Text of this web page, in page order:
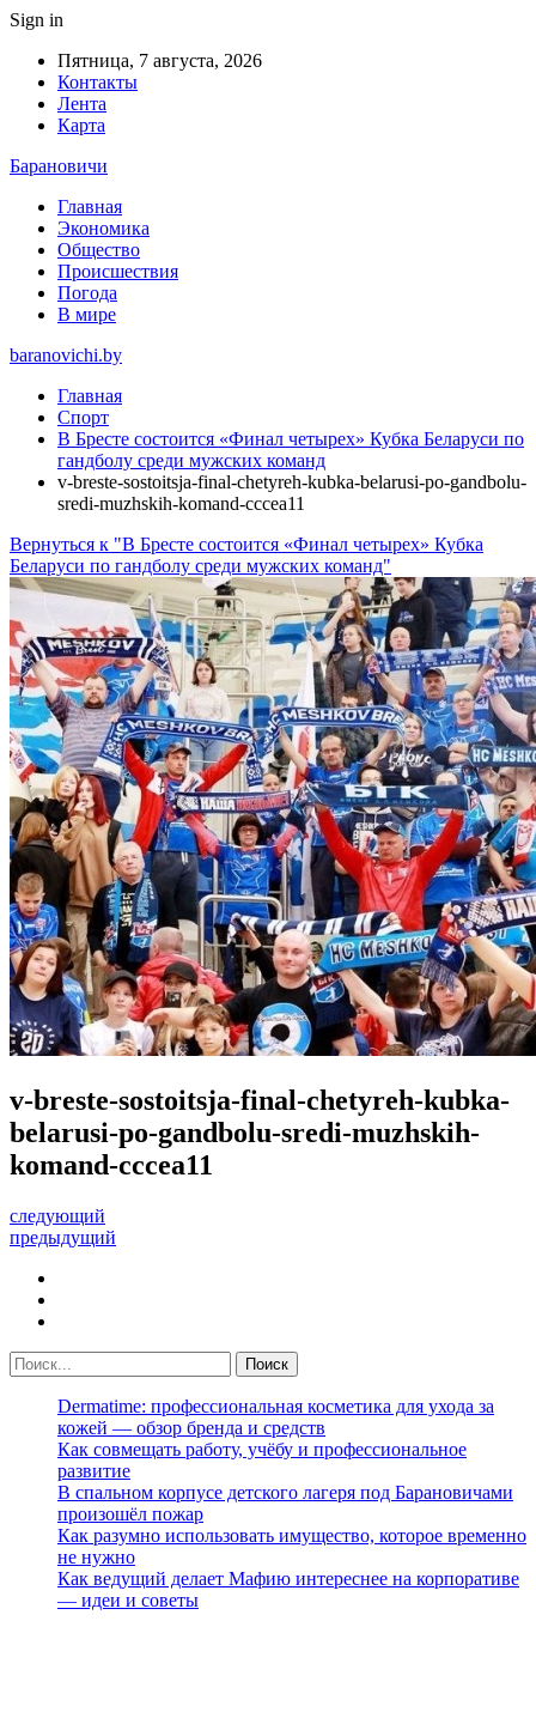
Sign in
Пятница, 7 августа, 2026
Контакты
Лента
Карта
Барановичи
Главная
Экономика
Общество
Происшествия
Погода
В мире
baranovichi.by
Главная
Спорт
В Бресте состоится «Финал четырех» Кубка Беларуси по
гандболу среди мужских команд
v-breste-sostoitsja-final-chetyreh-kubka-belarusi-po-gandbolu-
sredi-muzhskih-komand-cccea11
Вернуться к "В Бресте состоится «Финал четырех» Кубка
Беларуси по гандболу среди мужских команд"
v-breste-sostoitsja-final-chetyreh-kubka-
belarusi-po-gandbolu-sredi-muzhskih-
komand-cccea11
следующий
предыдущий
Dermatime: профессиональная косметика для ухода за
кожей — обзор бренда и средств
Как совмещать работу, учёбу и профессиональное
развитие
В спальном корпусе детского лагеря под Барановичами
произошёл пожар
Как разумно использовать имущество, которое временно
не нужно
Как ведущий делает Мафию интереснее на корпоративе
— идеи и советы